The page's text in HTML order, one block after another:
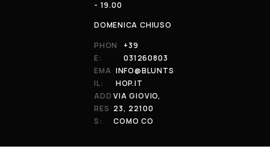
- 19.00
DOMENICA CHIUSO
PHON
E:
+39
031260803
EMA
IL:
INFO@BLUNTS
HOP.IT
ADD
RES
S:
VIA GIOVIO,
23, 22100
COMO CO